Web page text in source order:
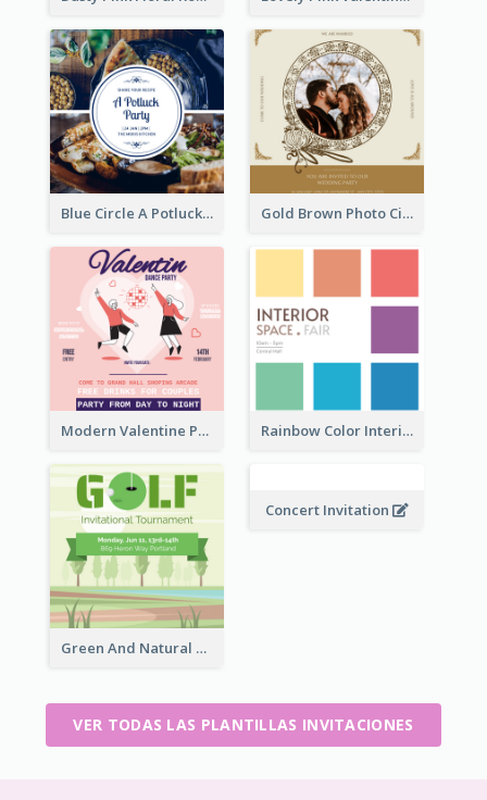
Blue Circle A Potluck Party Invitation Gold Brown Photo Circle Wedding Invitation
Modern Valentine Party Pink Invitation Design Templates Rainbow Color Interior Space Fair Invitation
Green And Natural Golf Tournament Invitation
Concert Invitation
VER TODAS LAS PLANTILLAS INVITACIONES